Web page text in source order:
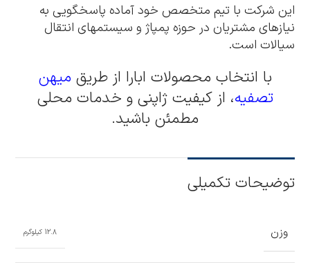
این شرکت با تیم متخصص خود آماده پاسخگویی به
نیازهای مشتریان در حوزه پمپاژ و سیستمهای انتقال
سیالات است.
با انتخاب محصولات ابارا از طریق میهن
تصفیه، از کیفیت ژاپنی و خدمات محلی
مطمئن باشید.
توضیحات تکمیلی
وزن 12.8 کیلوگرم